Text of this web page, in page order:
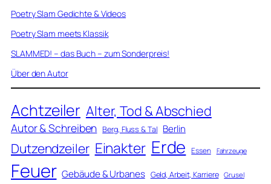
Poetry Slam Gedichte & Videos
Poetry Slam meets Klassik
SLAMMED! – das Buch – zum Sonderpreis!
Über den Autor
Achtzeiler Alter, Tod & Abschied
Autor & Schreiben Berg, Fluss & Tal Berlin
Dutzendzeiler Einakter Erde Essen Fahrzeuge
Feuer Gebäude & Urbanes Geld, Arbeit, Karriere Grusel